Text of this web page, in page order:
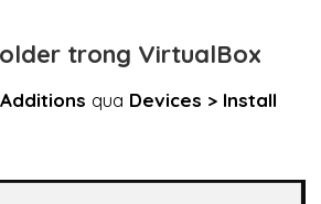
trong VirtualBox
qua Devices > Install